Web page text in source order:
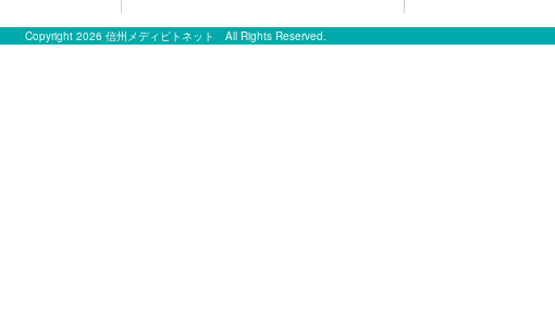
Copyright 2026 信州メディビトネット All Rights Reserved.